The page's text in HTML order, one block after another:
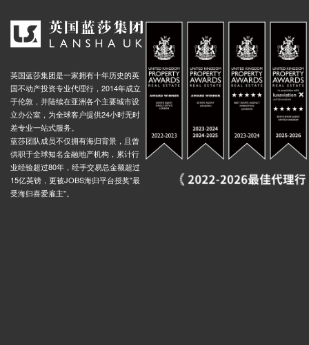
英国蓝莎集团是一家拥有十年历史的英
国不动产投资专业代理行，2014年成立
于伦敦，并陆续在亚洲各个主要城市设
立办公室，为全球客户提供24小时无时
差专业一站式服务。
蓝莎团队成员不仅拥有海归背景，且曾
供职于全球知名金融地产机构，累计行
业经验超过80年，经手交易总金额超过
15亿英镑，更被JOBS海归平台授奖"最
受海归喜爱雇主"。